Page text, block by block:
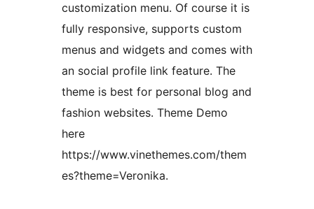
customization menu. Of course it is
fully responsive, supports custom
menus and widgets and comes with
an social profile link feature. The
theme is best for personal blog and
fashion websites. Theme Demo
here
https://www.vinethemes.com/them
es?theme=Veronika.